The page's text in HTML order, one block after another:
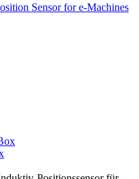
Sensor for e-Machines